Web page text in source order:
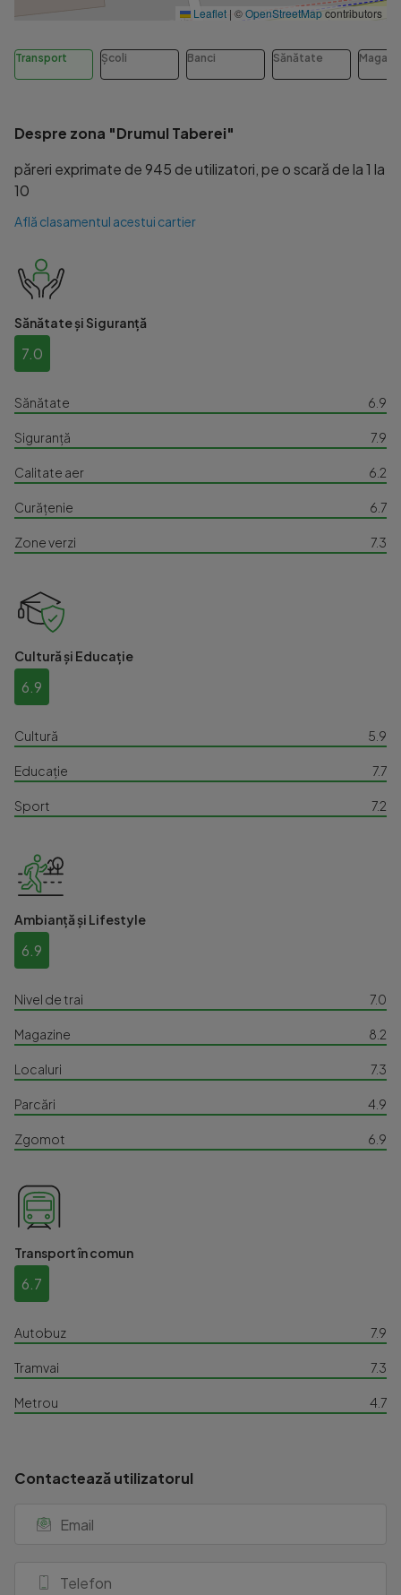
Leaflet | ©OpenStreetMapcontributors
Transport Școli Banci Sănătate
Despre zona "Drumul Taberei"
păreri exprimate de 945 de utilizatori, pe o scară de la 1 la
10
Află clasamentul acestui cartier
Sănătate și Siguranță
7.0
Sănătate 6.9
Siguranță 7.9
Calitate aer 6.2
Curățenie 6.7
Zone verzi 7.3
Cultură și Educație
6.9
Cultură 5.9
Educație 7.7
Sport 7.2
Ambianță și Lifestyle
6.9
Nivel de trai 7.0
Magazine 8.2
Localuri 7.3
Parcări 4.9
Zgomot 6.9
Transport în comun
6.7
Autobuz 7.9
Tramvai 7.3
Metrou 4.7
Contactează utilizatorul